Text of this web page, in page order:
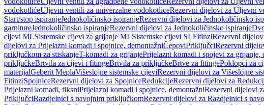
vodokotlićeUljevni ventili za univerzalne vodokotliceRezervni dijelovi za Uljevni
Start/stop ispiranjeJednokoličinsko ispiranjeRezervni dijelovi za Jednokoličinsko
garnitureJednokoličinsko ispiranjeRezervni dijelovi za Jednokoličinsko ispiranje
cijevi MLSistemske cijevi za grijanje MLSistemske cijevi SLFitinziRezervni
dijelovi za Prijelazni komadi i spojnice, demontažniČepoviPriključciRezervni
priključkom za stiskanjeT-komadi za grijanjePrijelazni komadi i spojevi za grijanje,
priključkeBrtvila za cijevi i fitingeBrtvila za priključkeBrtve za fitingePoklopci za
materijalGeberit MeplaVišeslojne sistemske cijeviRezervni dijelovi za Višeslojne
FitinziSpojniceRezervni dijelovi za SpojniceRedukcijeRezervni dijelovi za
Prijelazni komadi, fiksniPrijelazni komadi i spojnice, demontažniRezervni dijelovi
PriključciRazdjelnici s navojnim priključkomRezervni dijelovi za Razdjelnici s